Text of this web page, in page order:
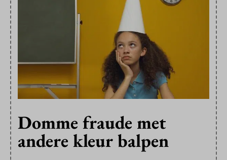
Domme fraude met
andere kleur balpen